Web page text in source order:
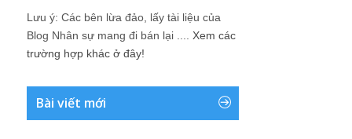
Lưu ý: Các bên lừa đảo, lấy tài liệu của
Blog Nhân sự mang đi bán lại .... Xem các
trường hợp khác ở đây!
Bài viết mới